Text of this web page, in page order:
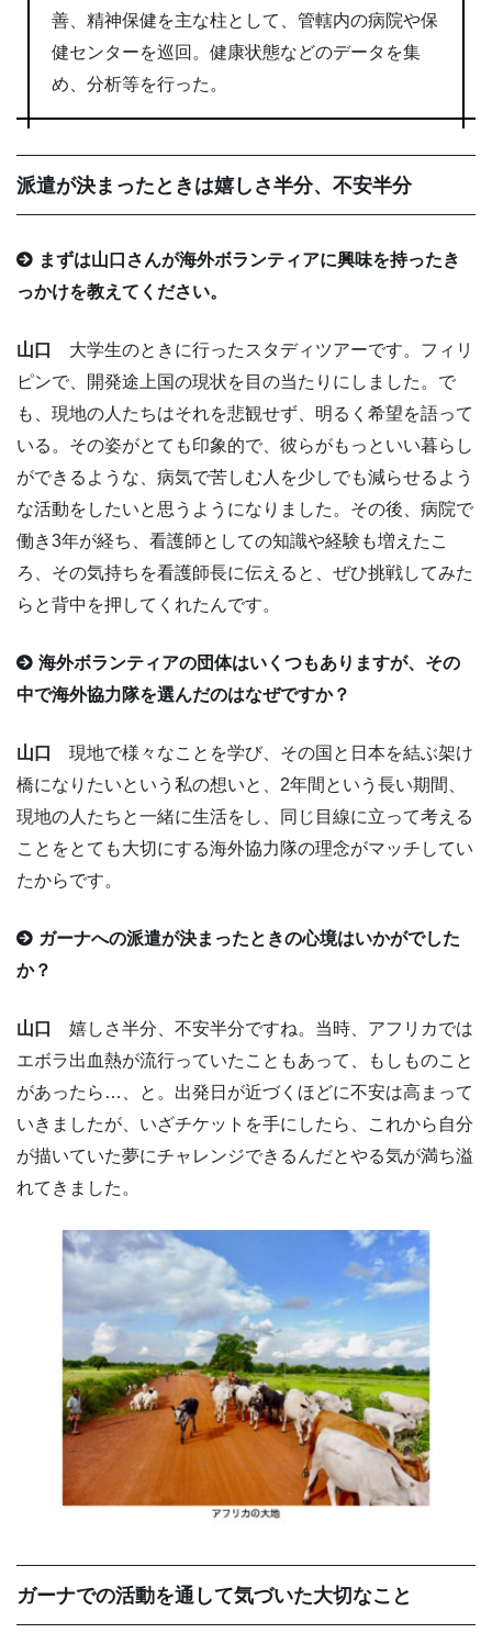
善、精神保健を主な柱として、管轄内の病院や保
健センターを巡回。健康状態などのデータを集
め、分析等を行った。
派遣が決まったときは嬉しさ半分、不安半分
まずは山口さんが海外ボランティアに興味を持ったき
っかけを教えてください。
山口 大学生のときに行ったスタディツアーです。フィリ
ピンで、開発途上国の現状を目の当たりにしました。で
も、現地の人たちはそれを悲観せず、明るく希望を語って
いる。その姿がとても印象的で、彼らがもっといい暮らし
ができるような、病気で苦しむ人を少しでも減らせるよう
な活動をしたいと思うようになりました。その後、病院で
働き3年が経ち、看護師としての知識や経験も増えたこ
ろ、その気持ちを看護師長に伝えると、ぜひ挑戦してみた
らと背中を押してくれたんです。
海外ボランティアの団体はいくつもありますが、その
中で海外協力隊を選んだのはなぜですか？
山口 現地で様々なことを学び、その国と日本を結ぶ架け
橋になりたいという私の想いと、2年間という長い期間、
現地の人たちと一緒に生活をし、同じ目線に立って考える
ことをとても大切にする海外協力隊の理念がマッチしてい
たからです。
ガーナへの派遣が決まったときの心境はいかがでした
か？
山口 嬉しさ半分、不安半分ですね。当時、アフリカでは
エボラ出血熱が流行っていたこともあって、もしものこと
があったら…、と。出発日が近づくほどに不安は高まって
いきましたが、いざチケットを手にしたら、これから自分
が描いていた夢にチャレンジできるんだとやる気が満ち溢
れてきました。
ガーナでの活動を通して気づいた大切なこと